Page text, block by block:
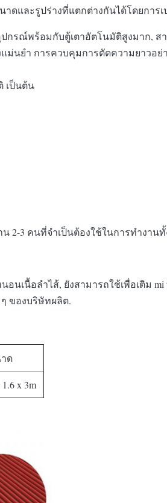
าดและรูปร่างที่แตกต่างกันได้โดยการ
กรณ์พร้อมกับตู้เตาอัตโนมัติสูงมาก,
นยํา การควบคุมการตัดความยาวอ
เป็นต้น
2-3 คนที่จําเป็นต้องใช้ในการทํางานทั้
เนื้อลําไส้, ยังสามารถใช้เพื่อเติม
ของบริษัทผลิต.
ด
1.6 x 3m